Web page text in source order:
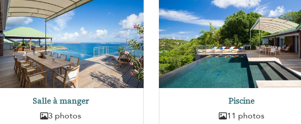
Salle à manger
3 photos
Piscine
11 photos